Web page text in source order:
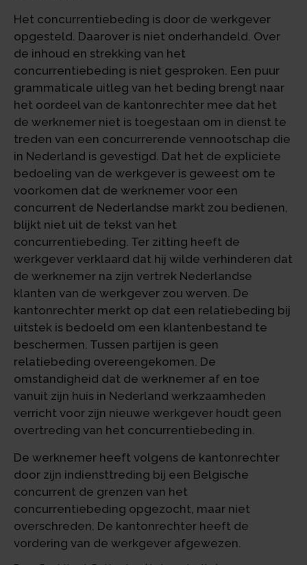
Het concurrentiebeding is door de werkgever
opgesteld. Daarover is niet onderhandeld. Over
de inhoud en strekking van het
concurrentiebeding is niet gesproken. Een puur
grammaticale uitleg van het beding brengt naar
het oordeel van de kantonrechter mee dat het
de werknemer niet is toegestaan om in dienst te
treden van een concurrerende vennootschap die
in Nederland is gevestigd. Dat het de expliciete
bedoeling van de werkgever is geweest om te
voorkomen dat de werknemer voor een
concurrent de Nederlandse markt zou bedienen,
blijkt niet uit de tekst van het
concurrentiebeding. Ter zitting heeft de
werkgever verklaard dat hij wilde verhinderen dat
de werknemer na zijn vertrek Nederlandse
klanten van de werkgever zou werven. De
kantonrechter merkt op dat een relatiebeding bij
uitstek is bedoeld om een klantenbestand te
beschermen. Tussen partijen is geen
relatiebeding overeengekomen. De
omstandigheid dat de werknemer af en toe
vanuit zijn huis in Nederland werkzaamheden
verricht voor zijn nieuwe werkgever houdt geen
overtreding van het concurrentiebeding in.
De werknemer heeft volgens de kantonrechter
door zijn indiensttreding bij een Belgische
concurrent de grenzen van het
concurrentiebeding opgezocht, maar niet
overschreden. De kantonrechter heeft de
vordering van de werkgever afgewezen.